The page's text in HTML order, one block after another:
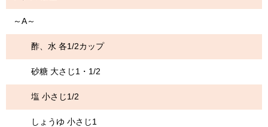
～A～
酢、水 各1/2カップ
砂糖 大さじ1・1/2
塩 小さじ1/2
しょうゆ 小さじ1